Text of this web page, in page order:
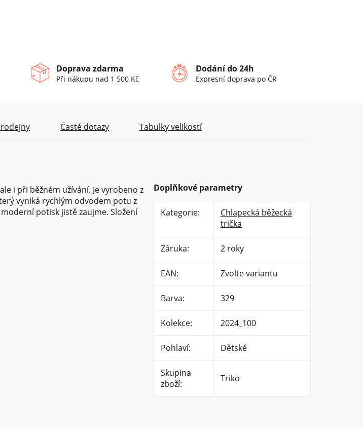
Doprava zdarma
Při nákupu nad 1 500 Kč
Dodání do 24h
Expresní doprava po ČR
Časté dotazy Tabulky velikostí
i při běžném užívání. Je vyrobeno z
vyniká rychlým odvodem potu z
potisk jistě zaujme. Složení
Doplňkové parametry
Kategorie:
Chlapecká běžecká
trička
Záruka: 2 roky
EAN: Zvolte variantu
Barva: 329
Kolekce: 2024_100
Pohlaví: Dětské
Skupina
zboží: Triko